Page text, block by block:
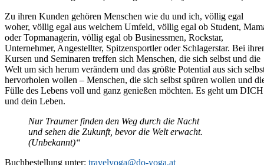
Zu ihren Kunden gehören Menschen wie du und ich, völlig egal
woher, völlig egal aus welchem Umfeld, völlig egal ob Student,
oder Topmanagerin, völlig egal ob Businessmen, Rockstar,
Unternehmer, Angestellter, Spitzensportler oder Schlagerstar. Bei
Kursen und Seminaren treffen sich Menschen, die sich selbst und die
Welt um sich herum verändern und das größte Potential aus sich
hervorholen wollen – Menschen, die sich selbst spüren wollen und
Fülle des Lebens voll und ganz genießen möchten. Es geht um DICH
und dein Leben.
Nur Traumer finden den Weg durch die Nacht
und sehen die Zukunft, bevor die Welt erwacht.
(Unbekannt)“
Buchbestellung unter: travelyoga@do-yoga.at